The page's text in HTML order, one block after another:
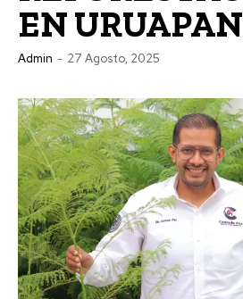
EN URUAPAN
Admin - 27 Agosto, 2025